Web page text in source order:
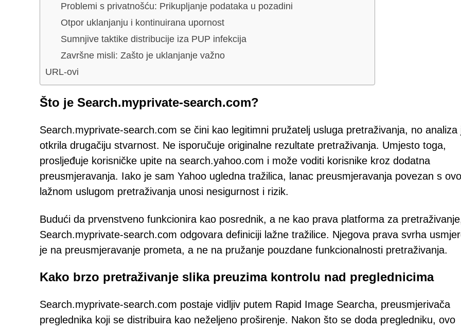
Problemi s privatnošću: Prikupljanje podataka u pozadini
Otpor uklanjanju i kontinuirana upornost
Sumnjive taktike distribucije iza PUP infekcija
Završne misli: Zašto je uklanjanje važno
URL-ovi
Što je Search.myprivate-search.com?
Search.myprivate-search.com se čini kao legitimni pružatelj usluga pretraživanja, no analiza
otkrila drugačiju stvarnost. Ne isporučuje originalne rezultate pretraživanja. Umjesto toga,
prosljeđuje korisničke upite na search.yahoo.com i može voditi korisnike kroz dodatna
preusmjeravanja. Iako je sam Yahoo ugledna tražilica, lanac preusmjeravanja povezan s
lažnom uslugom pretraživanja unosi nesigurnost i rizik.
Budući da prvenstveno funkcionira kao posrednik, a ne kao prava platforma za
Search.myprivate-search.com odgovara definiciji lažne tražilice. Njegova prava svrha
je na preusmjeravanje prometa, a ne na pružanje pouzdane funkcionalnosti pretraživanja.
Kako brzo pretraživanje slika preuzima kontrolu nad preglednicima
Search.myprivate-search.com postaje vidljiv putem Rapid Image Searcha, preusmjerivača
preglednika koji se distribuira kao neželjeno proširenje. Nakon što se doda pregledniku, ovo